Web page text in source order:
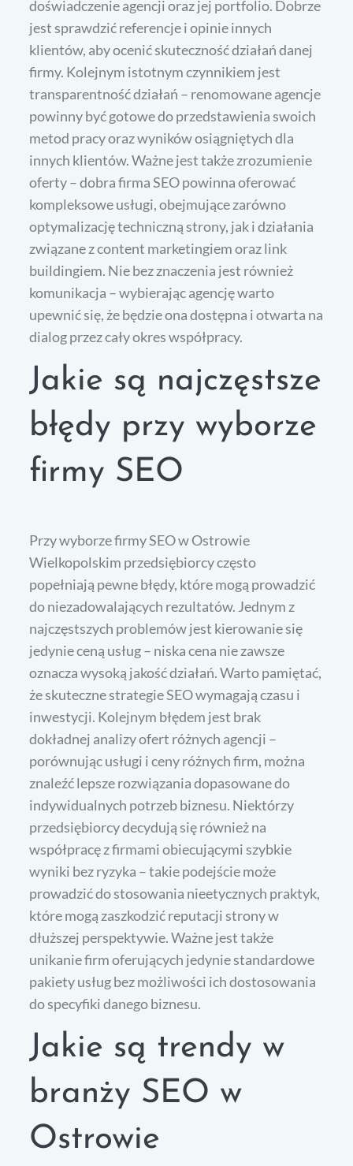
doświadczenie agencji oraz jej portfolio. Dobrze
jest sprawdzić referencje i opinie innych
klientów, aby ocenić skuteczność działań danej
firmy. Kolejnym istotnym czynnikiem jest
transparentność działań – renomowane agencje
powinny być gotowe do przedstawienia swoich
metod pracy oraz wyników osiągniętych dla
innych klientów. Ważne jest także zrozumienie
oferty – dobra firma SEO powinna oferować
kompleksowe usługi, obejmujące zarówno
optymalizację techniczną strony, jak i działania
związane z content marketingiem oraz link
buildingiem. Nie bez znaczenia jest również
komunikacja – wybierając agencję warto
upewnić się, że będzie ona dostępna i otwarta na
dialog przez cały okres współpracy.
Jakie są najczęstsze
błędy przy wyborze
firmy SEO
Przy wyborze firmy SEO w Ostrowie
Wielkopolskim przedsiębiorcy często
popełniają pewne błędy, które mogą prowadzić
do niezadowalających rezultatów. Jednym z
najczęstszych problemów jest kierowanie się
jedynie ceną usług – niska cena nie zawsze
oznacza wysoką jakość działań. Warto pamiętać,
że skuteczne strategie SEO wymagają czasu i
inwestycji. Kolejnym błędem jest brak
dokładnej analizy ofert różnych agencji –
porównując usługi i ceny różnych firm, można
znaleźć lepsze rozwiązania dopasowane do
indywidualnych potrzeb biznesu. Niektórzy
przedsiębiorcy decydują się również na
współpracę z firmami obiecującymi szybkie
wyniki bez ryzyka – takie podejście może
prowadzić do stosowania nieetycznych praktyk,
które mogą zaszkodzić reputacji strony w
dłuższej perspektywie. Ważne jest także
unikanie firm oferujących jedynie standardowe
pakiety usług bez możliwości ich dostosowania
do specyfiki danego biznesu.
Jakie są trendy w
branży SEO w
Ostrowie